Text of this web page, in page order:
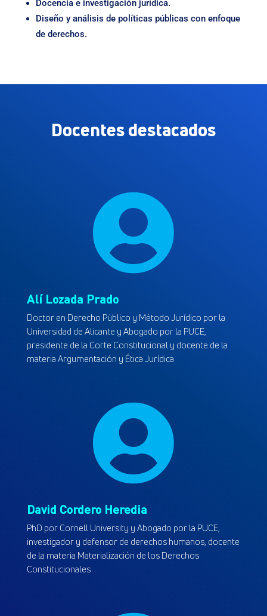
Docencia e investigación jurídica.
Diseño y análisis de políticas públicas con enfoque
de derechos.
Docentes destacados

Alí Lozada Prado
Doctor en Derecho Público y Método Jurídico por la
Universidad de Alicante y Abogado por la PUCE,
presidente de la Corte Constitucional y docente de la
materia Argumentación y Ética Jurídica

David Cordero Heredia
PhD por Cornell University y Abogado por la PUCE,
investigador y defensor de derechos humanos, docente
de la materia Materialización de los Derechos
Constitucionales